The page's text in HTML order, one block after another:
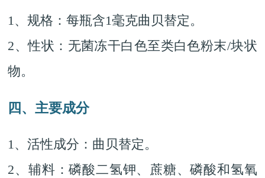
1、规格：每瓶含1毫克曲贝替定。
2、性状：无菌冻干白色至类白色粉末/块状
物。
四、主要成分
1、活性成分：曲贝替定。
2、辅料：磷酸二氢钾、蔗糖、磷酸和氢氧